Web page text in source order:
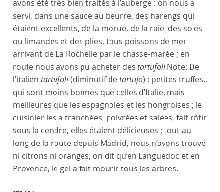
avons été très bien traités à l’auberge : on nous a
servi, dans une sauce au beurre, des harengs qui
étaient excellents, de la morue, de la raie, des soles
ou limandes et des plies, tous poissons de mer
arrivant de La Rochelle par le chasse-marée ; en
route nous avons pu acheter des tartufoli Note: De
l’italien tartufoli(diminutif de tartufo) : petites truffes.,
qui sont moins bonnes que celles d’Italie, mais
meilleures que les espagnoles et les hongroises ; le
cuisinier les a tranchées, poivrées et salées, fait rôtir
sous la cendre, elles étaient délicieuses ; tout au
long de la route depuis Madrid, nous n’avons trouvé
ni citrons ni oranges, on dit qu’en Languedoc et en
Provence, le gel a fait mourir tous les arbres.